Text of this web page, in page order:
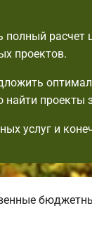
полный расчет
проектов.
найти проекты
услуг и